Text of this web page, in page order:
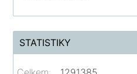
STATISTIKY